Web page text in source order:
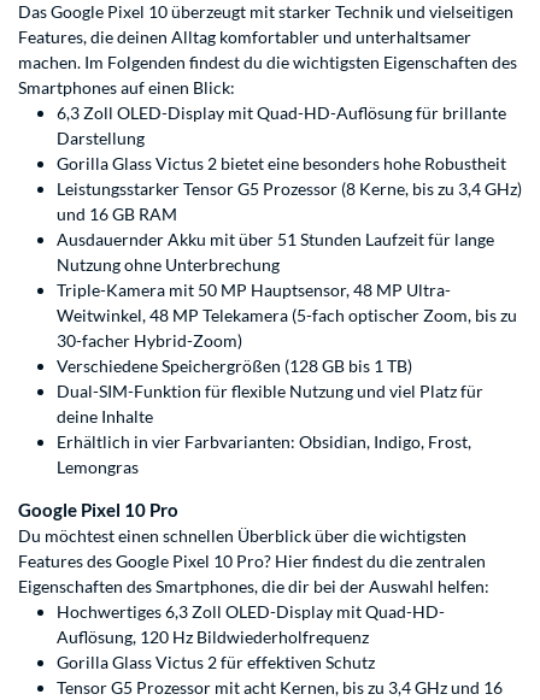
Das Google Pixel 10 überzeugt mit starker Technik und vielseitigen
Features, die deinen Alltag komfortabler und unterhaltsamer
machen. Im Folgenden findest du die wichtigsten Eigenschaften des
Smartphones auf einen Blick:
6,3 Zoll OLED-Display mit Quad-HD-Auflösung für brillante
Darstellung
Gorilla Glass Victus 2 bietet eine besonders hohe Robustheit
Leistungsstarker Tensor G5 Prozessor (8 Kerne, bis zu 3,4 GHz)
und 16 GB RAM
Ausdauernder Akku mit über 51 Stunden Laufzeit für lange
Nutzung ohne Unterbrechung
Triple-Kamera mit 50 MP Hauptsensor, 48 MP Ultra-
Weitwinkel, 48 MP Telekamera (5-fach optischer Zoom, bis zu
30-facher Hybrid-Zoom)
Verschiedene Speichergrößen (128 GB bis 1 TB)
Dual-SIM-Funktion für flexible Nutzung und viel Platz für
deine Inhalte
Erhältlich in vier Farbvarianten: Obsidian, Indigo, Frost,
Lemongras
Google Pixel 10 Pro
Du möchtest einen schnellen Überblick über die wichtigsten
Features des Google Pixel 10 Pro? Hier findest du die zentralen
Eigenschaften des Smartphones, die dir bei der Auswahl helfen:
Hochwertiges 6,3 Zoll OLED-Display mit Quad-HD-
Auflösung, 120 Hz Bildwiederholfrequenz
Gorilla Glass Victus 2 für effektiven Schutz
Tensor G5 Prozessor mit acht Kernen, bis zu 3,4 GHz und 16